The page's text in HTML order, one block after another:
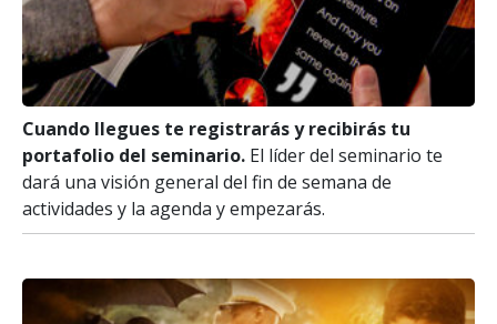
Cuando llegues te registrarás y recibirás tu
portafolio del seminario. El líder del seminario te
dará una visión general del fin de semana de
actividades y la agenda y empezarás.